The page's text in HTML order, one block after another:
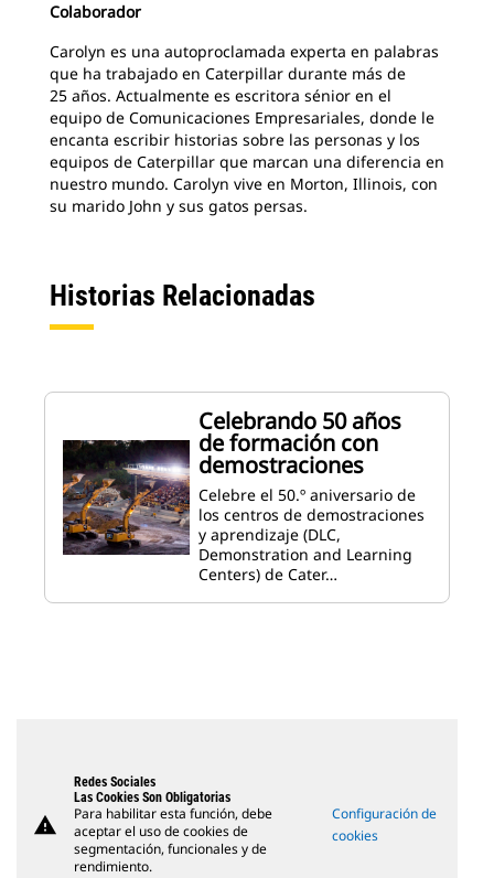
Colaborador
Carolyn es una autoproclamada experta en palabras
que ha trabajado en Caterpillar durante más de
25 años. Actualmente es escritora sénior en el
equipo de Comunicaciones Empresariales, donde le
encanta escribir historias sobre las personas y los
equipos de Caterpillar que marcan una diferencia en
nuestro mundo. Carolyn vive en Morton, Illinois, con
su marido John y sus gatos persas.
Historias Relacionadas
Celebrando 50 años
de formación con
demostraciones
Celebre el 50.º aniversario de
los centros de demostraciones
y aprendizaje (DLC,
Demonstration and Learning
Centers) de Cater…
warning
Redes Sociales
Las Cookies Son Obligatorias
Para habilitar esta función, debe
aceptar el uso de cookies de
segmentación, funcionales y de
rendimiento.
Configuración de
cookies